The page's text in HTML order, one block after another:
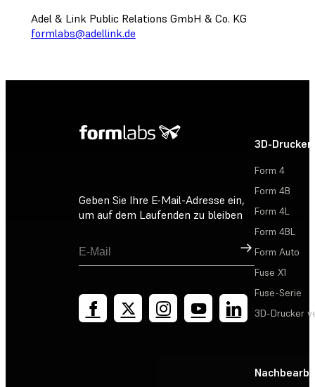
Adel & Link Public Relations GmbH & Co. KG
formlabs@adellink.de
Geben Sie Ihre E-Mail-Adresse ein,
um auf dem Laufenden zu bleiben
Registrieren
3D-Drucker
Form 4
Form 4B
Form 4L
Form 4BL
Form Auto
Fuse X1
Fuse-Serie
3D-Drucker